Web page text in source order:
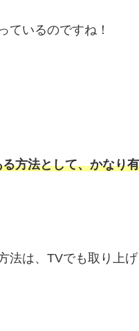
ているのですね！
方法として、かなり
法は、TVでも取り上げ